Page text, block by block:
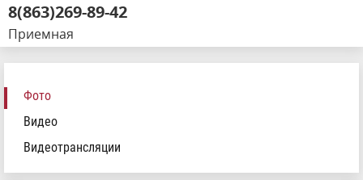
8(863)269-89-42
Приемная
Фото
Видео
Видеотрансляции